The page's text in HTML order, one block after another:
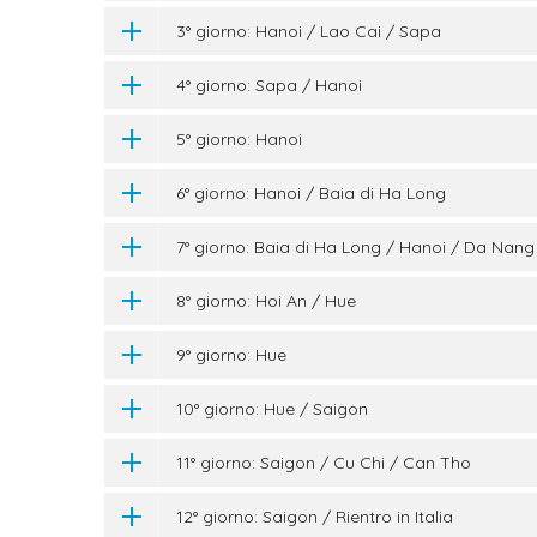
3° giorno: Hanoi / Lao Cai / Sapa
4° giorno: Sapa / Hanoi
5° giorno: Hanoi
6° giorno: Hanoi / Baia di Ha Long
7° giorno: Baia di Ha Long / Hanoi / Da
8° giorno: Hoi An / Hue
9° giorno: Hue
10° giorno: Hue / Saigon
11° giorno: Saigon / Cu Chi / Can Tho
12° giorno: Saigon / Rientro in Italia